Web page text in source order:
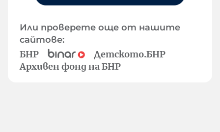
Или проверете още от нашите
сайтове:
БНР
Детското.БНР
Архивен фонд на БНР